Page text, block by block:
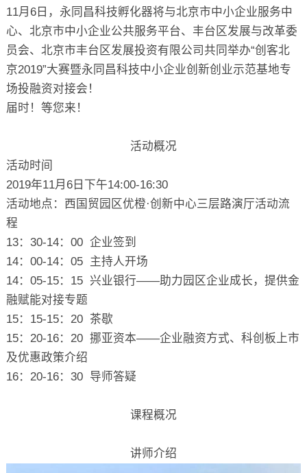
11月6日，永同昌科技孵化器将与北京市中小企业服务中
心、北京市中小企业公共服务平台、丰台区发展与改革委
员会、北京市丰台区发展投资有限公司共同举办“创客北
京2019”大赛暨永同昌科技中小企业创新创业示范基地专
场投融资对接会！
届时！等您来！
活动概况
活动时间
2019年11月6日下午14:00-16:30
活动地点：西国贸园区优橙·创新中心三层路演厅活动流
程
13：30-14：00 企业签到
14：00-14：05 主持人开场
14：05-15：15 兴业银行——助力园区企业成长，提供金
融赋能对接专题
15：15-15：20 茶歇
15：20-16：20 挪亚资本——企业融资方式、科创板上市
及优惠政策介绍
16：20-16：30 导师答疑
课程概况
讲师介绍